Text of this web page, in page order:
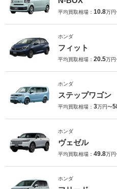
平均買取相場： 10.8万円
ホンダ
フィット
平均買取相場： 20.5万円
ホンダ
ステップワゴン
平均買取相場： 3万円〜
ホンダ
ヴェゼル
平均買取相場： 49.8万円
ホンダ